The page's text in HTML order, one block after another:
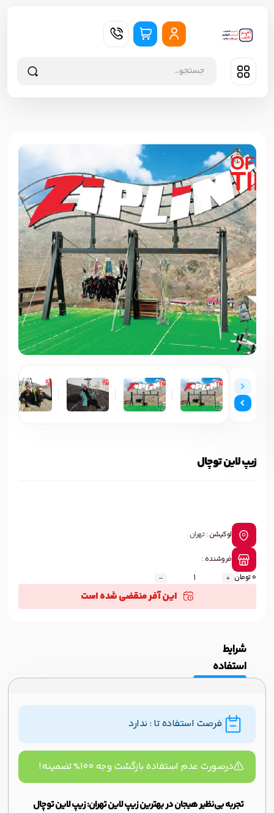
زیپ لاین توچال
لوکیشن :تهران
فروشنده :
0 تومان
این آفر منقضی شده است
شرایط
استفاده
فرصت استفاده تا : ندارد
درصورت عدم استفاده بازگشت وجه ۱۰۰% تضمینه!
تجربه بی‌نظیر هیجان در بهترین زیپ لاین تهران: زیپ لاین توچال